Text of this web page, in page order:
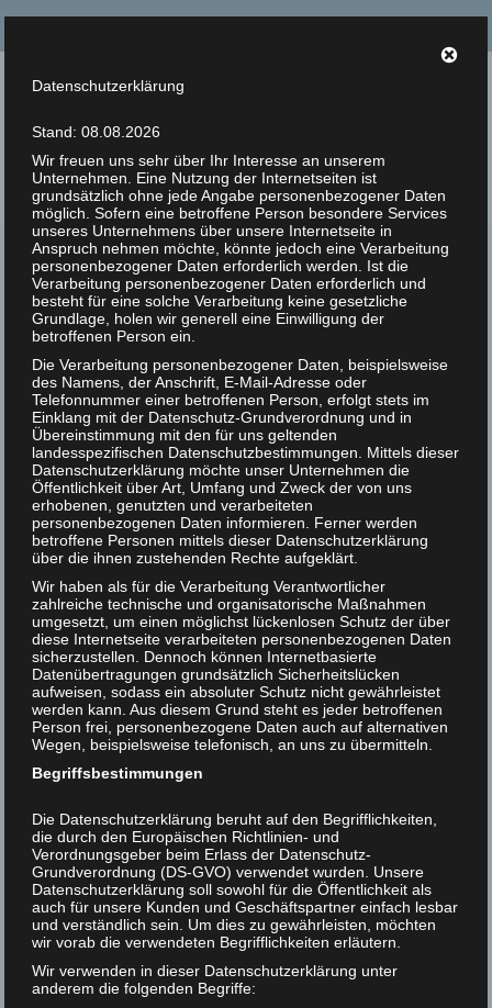
Tierrechte Kaplan
Helmut F. Kaplan – Philosoph und Autor
Menü
Zur Person
Artikel
Bücher
Zitate
Photos
Animal Rights Art
Helmut F. Kaplan unterstützen
Kontakt
Tierrecht und Tierschutz
Veröffentlicht in:Unkategorisiert
Tierrecht und Tierschutz
Helmut F. Kaplan
Viele Menschen – mich eingeschlossen – glaubten lange,
daß die Tierschützer im Laufe der Jahrzehnte von den
Tierrechtlern doch wenigstens ansatzweise gelernt hätten,
daß die Vorstellung, wonach nur Tierarten schutzwürdig
seien, während Einzeltiere bedenkenlos umgebracht
werden könnten, zynisch und unmoralisch ist. Diese
hoffnungsvolle Annahme war leider falsch.
So berichtete etwa der „Spiegel“ schon 2006 unter der
Überschrift „Töten, um zu schützen“ von einem
Artenschutzprojekt für den afrikanischen Löwen, das den
Abschuß eben dieser Tiere vorsieht: „Der Plan … sieht
unter anderem vor, Gelder aus kontrollierter
Trophäenjagd gezielt zum Erhalt des Lebensraums von
Panthera leo einzusetzen.“ Welch schauerliche
Veranschaulichung der Perversion des traditionellen
Tierschutzes!
Solche Projekte sind eben KEIN Schritt in die richtige
Richtung! Vielmehr zementieren derartige Initiativen nur
die alte, falsche Spezies-Voreingenommenheit, den alten,
falschen Spezies-Egoismus: Tierschutz letztlich immer
nur um des Menschen willen – um für uns und unsere
Kinder eine möglichst vollständige, funktionierende,
Datenschutzerklärung
Stand: 08.08.2026
Wir freuen uns sehr über Ihr Interesse an unserem
Unternehmen. Eine Nutzung der Internetseiten ist
grundsätzlich ohne jede Angabe personenbezogener Daten
möglich. Sofern eine betroffene Person besondere Services
unseres Unternehmens über unsere Internetseite in
Anspruch nehmen möchte, könnte jedoch eine Verarbeitung
personenbezogener Daten erforderlich werden. Ist die
Verarbeitung personenbezogener Daten erforderlich und
besteht für eine solche Verarbeitung keine gesetzliche
Grundlage, holen wir generell eine Einwilligung der
betroffenen Person ein.
Die Verarbeitung personenbezogener Daten, beispielsweise
des Namens, der Anschrift, E-Mail-Adresse oder
Telefonnummer einer betroffenen Person, erfolgt stets im
Einklang mit der Datenschutz-Grundverordnung und in
Übereinstimmung mit den für uns geltenden
landesspezifischen Datenschutzbestimmungen. Mittels dieser
Datenschutzerklärung möchte unser Unternehmen die
Öffentlichkeit über Art, Umfang und Zweck der von uns
erhobenen, genutzten und verarbeiteten
personenbezogenen Daten informieren. Ferner werden
betroffene Personen mittels dieser Datenschutzerklärung
über die ihnen zustehenden Rechte aufgeklärt.
Wir haben als für die Verarbeitung Verantwortlicher
zahlreiche technische und organisatorische Maßnahmen
umgesetzt, um einen möglichst lückenlosen Schutz der über
diese Internetseite verarbeiteten personenbezogenen Daten
sicherzustellen. Dennoch können Internetbasierte
Datenübertragungen grundsätzlich Sicherheitslücken
aufweisen, sodass ein absoluter Schutz nicht gewährleistet
werden kann. Aus diesem Grund steht es jeder betroffenen
Person frei, personenbezogene Daten auch auf alternativen
Wegen, beispielsweise telefonisch, an uns zu übermitteln.
Begriffsbestimmungen
Die Datenschutzerklärung beruht auf den Begrifflichkeiten,
die durch den Europäischen Richtlinien- und
Verordnungsgeber beim Erlass der Datenschutz-
Grundverordnung (DS-GVO) verwendet wurden. Unsere
Datenschutzerklärung soll sowohl für die Öffentlichkeit als
auch für unsere Kunden und Geschäftspartner einfach lesbar
und verständlich sein. Um dies zu gewährleisten, möchten
wir vorab die verwendeten Begrifflichkeiten erläutern.
Wir verwenden in dieser Datenschutzerklärung unter
anderem die folgenden Begriffe: